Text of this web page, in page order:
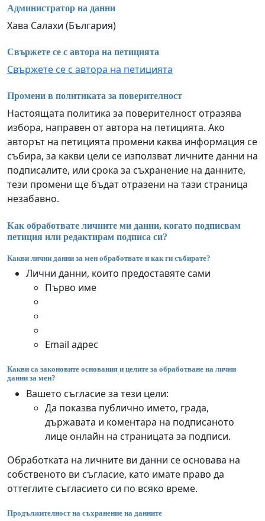
Администратор на данни
Хава Салахи (България)
Свържете се с автора на петицията
Свържете се с автора на петицията
Промени в политиката за поверителност
Настоящата политика за поверителност отразява
избора, направен от автора на петицията. Ако
авторът на петицията промени каква информация се
събира, за какви цели се използват личните данни на
подписалите, или срока за съхранение на данните,
тези промени ще бъдат отразени на тази страница
незабавно.
Как обработвате личните ми данни, когато подписвам
петиция или редактирам подписа си?
Какви лични данни за мен обработвате и как ги събирате?
Лични данни, които предоставяте сами
Първо име
Email адрес
Какви са законовите основания и целите за обработване на лични
данни за мен?
Вашето съгласие за тези цели:
Да показва публично името, града,
държавата и коментара на подписаното
лице онлайн на страницата за подписи.
Обработката на личните ви данни се основава на
собственото ви съгласие, като имате право да
оттеглите съгласието си по всяко време.
Продължителност на съхранение на данните